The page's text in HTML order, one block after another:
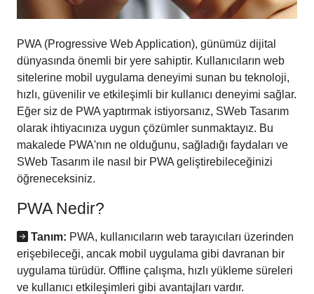
PWA (Progressive Web Application), günümüz dijital
dünyasında önemli bir yere sahiptir. Kullanıcıların web
sitelerine mobil uygulama deneyimi sunan bu teknoloji,
hızlı, güvenilir ve etkileşimli bir kullanıcı deneyimi sağlar.
Eğer siz de PWA yaptırmak istiyorsanız, SWeb Tasarım
olarak ihtiyacınıza uygun çözümler sunmaktayız. Bu
makalede PWA'nın ne olduğunu, sağladığı faydaları ve
SWeb Tasarım ile nasıl bir PWA geliştirebileceğinizi
öğreneceksiniz.
PWA Nedir?
Tanım: PWA, kullanıcıların web tarayıcıları üzerinden
erişebileceği, ancak mobil uygulama gibi davranan bir
uygulama türüdür. Offline çalışma, hızlı yükleme süreleri
ve kullanıcı etkileşimleri gibi avantajları vardır.